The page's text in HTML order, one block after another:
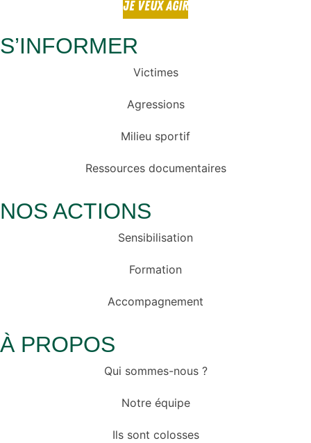
JE VEUX AGIR
S’INFORMER
Victimes
Agressions
Milieu sportif
Ressources documentaires
NOS ACTIONS
Sensibilisation
Formation
Accompagnement
À PROPOS
Qui sommes-nous ?
Notre équipe
Ils sont colosses